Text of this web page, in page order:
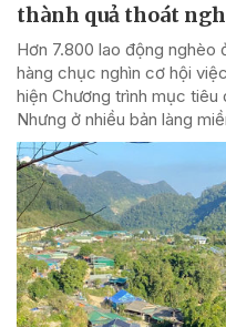
thành quả thoát
Hơn 7.800 lao động nghèo
hàng chục nghìn cơ hội
hiện Chương trình mục
Nhưng ở nhiều bản làng